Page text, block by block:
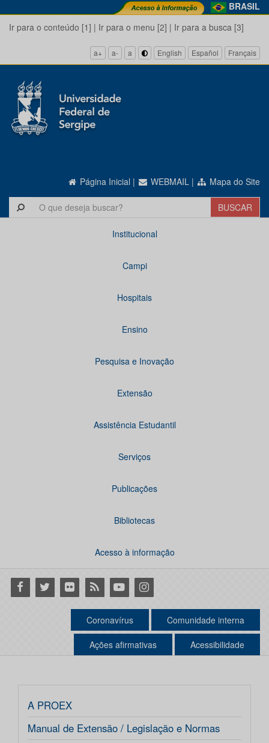
BRASIL
Ir para o conteúdo [1] | Ir para o menu [2] | Ir para a busca [3]
a+ a- a English Español Français
Página Inicial | WEBMAIL | Mapa do Site
Institucional
Campi
Hospitais
Ensino
Pesquisa e Inovação
Extensão
Assistência Estudantil
Serviços
Publicações
Bibliotecas
Acesso à informação
Facebook
Twitter Flickr RSS YoutubeInstagram
Coronavírus Comunidade interna
Ações afirmativas Acessibilidade
A PROEX
Manual de Extensão / Legislação e Normas